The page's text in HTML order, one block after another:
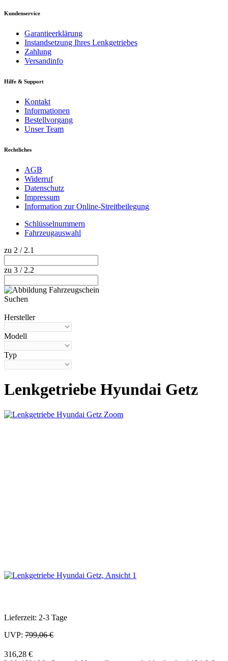
Kundenservice
Garantieerklärung
Instandsetzung Ihres Lenkgetriebes
Zahlung
Versandinfo
Hilfe & Support
Kontakt
Informationen
Bestellvorgang
Unser Team
Rechtliches
AGB
Widerruf
Datenschutz
Impressum
Information zur Online-Streitbeilegung
Schlüsselnummern
Fahrzeugauswahl
zu 2 / 2.1
zu 3 / 2.2
Suchen
Hersteller
Modell
Typ
Lenkgetriebe Hyundai Getz
Zoom
Lieferzeit: 2-3 Tage
UVP: 799,06 €
316,28 €